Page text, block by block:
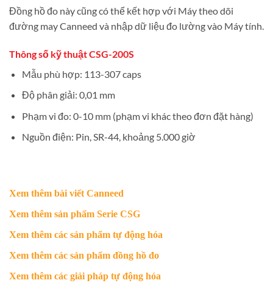
Đồng hồ đo này cũng có thể kết hợp với Máy theo dõi
đường may Canneed và nhập dữ liệu đo lường vào Máy tính.
Thông số kỹ thuật CSG-200S
Mẫu phù hợp: 113-307 caps
Độ phân giải: 0,01 mm
Phạm vi đo: 0-10 mm (phạm vi khác theo đơn đặt hàng)
Nguồn điện: Pin, SR-44, khoảng 5.000 giờ
Xem thêm bài viết Canneed
Xem thêm sản phẩm Serie CSG
Xem thêm các sản phẩm tự động hóa
Xem thêm các sản phẩm đồng hồ đo
Xem thêm các giải pháp tự động hóa